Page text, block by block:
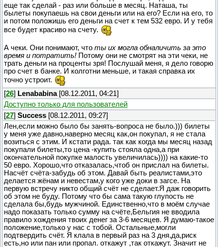
еще так сделай - раз или больше в месяц. Наташа, ты
былеты покупаешь на свои деньги или на его? Если на его, то
и потом положишь его деньги на счет к тем 532 евро. И у тебя
все будет красиво на счету.
А чеки. Они понимают, что ты их могла обналичить за это
время и потратить! Потому они не смотрят на эти чеки, не
трать деньги на проценты зря! Послушай меня, я дело говорю
про счет в банке. И колготни меньше, и такая справка их
точно устроит.
[26] Lenababina[08.12.2011, 04:21]
Доступно только для пользователей
[27] Success [08.12.2011, 09:27]
Лен,если можно было бы занять-вопроса не было.))) билеты
у меня уже давно,наверно месяц как,он покупал, я не стала
возиться с этим. И кстати рада. так как когда мы месяц назад
покупали билеты,то цена -купить стояла одна,а при
окончательной покупке малость увеличилась)))) на какие-то
50 евро. Хорошо,что отказалась,чтоб он прислал на билеты.
Насчёт счёта-забудь об этом. Давай быть реалистами,это
делается жёнам и невестам,у кого уже доки в загсе. На
первую встречу никто общий счёт не сделает.Я даж говорить
об этом не буду. Потому что бы сама такую глупость не
сделала бы,будь мужчиной. Единственно,что в моём случае
надо показать только сумму на счёте,Бельгия не вводила
правило хождения твоих денег за 3-6 месяцев. Я думаю-такое
положение,только у нас с тобой. Остальные,могли
подтвердить счёт. Я клала в первый раз на 3 дня,да,риск
есть,но или пан или пропал. откажут ,так откажут. Значит не